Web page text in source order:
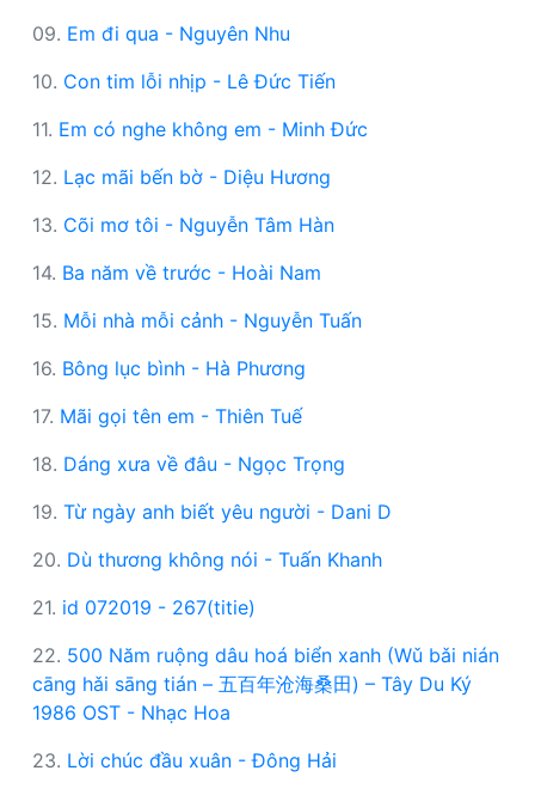
09. Em đi qua - Nguyên Nhu
10. Con tim lỗi nhịp - Lê Đức Tiến
11. Em có nghe không em - Minh Đức
12. Lạc mãi bến bờ - Diệu Hương
13. Cõi mơ tôi - Nguyễn Tâm Hàn
14. Ba năm về trước - Hoài Nam
15. Mỗi nhà mỗi cảnh - Nguyễn Tuấn
16. Bông lục bình - Hà Phương
17. Mãi gọi tên em - Thiên Tuế
18. Dáng xưa về đâu - Ngọc Trọng
19. Từ ngày anh biết yêu người - Dani D
20. Dù thương không nói - Tuấn Khanh
21. id 072019 - 267(titie)
22. 500 Năm ruộng dâu hoá biển xanh (Wǔ bǎi nián
cāng hǎi sāng tián – 五百年沧海桑田) – Tây Du Ký
1986 OST - Nhạc Hoa
23. Lời chúc đầu xuân - Đông Hải